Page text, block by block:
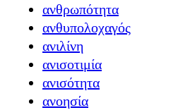
ανθρωπότητα
ανθυπολοχαγός
ανιλίνη
ανισοτιμία
ανισότητα
ανοησία